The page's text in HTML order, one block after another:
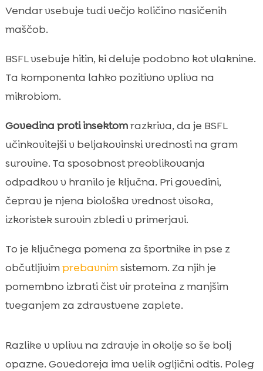
Vendar vsebuje tudi večjo količino nasičenih
maščob.
BSFL vsebuje hitin, ki deluje podobno kot vlaknine.
Ta komponenta lahko pozitivno vpliva na
mikrobiom.
Govedina proti insektomrazkriva, da je BSFL
učinkovitejši v beljakovinski vrednosti na gram
surovine. Ta sposobnost preoblikovanja
odpadkov v hranilo je ključna. Pri govedini,
čeprav je njena biološka vrednost visoka,
izkoristek surovin zbledi v primerjavi.
To je ključnega pomena za športnike in pse z
občutljivimprebavnimsistemom. Za njih je
pomembno izbrati čist vir proteina z manjšim
tveganjem za zdravstvene zaplete.
Razlike v vplivu na zdravje in okolje so še bolj
opazne. Govedoreja ima velik ogljični odtis. Poleg